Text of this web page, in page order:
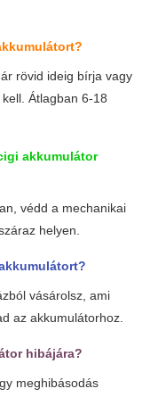
t?
rövid ideig bírja vagy
Átlagban 6-18
akkumulátor
védd a mechanikai
helyen.
t?
vásárolsz, ami
az akkumulátorhoz.
hibájára?
meghibásodás